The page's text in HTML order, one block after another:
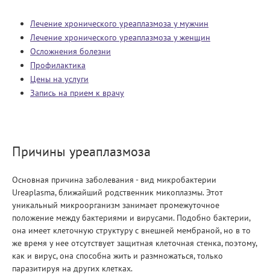
Лечение хронического уреаплазмоза у мужчин
Лечение хронического уреаплазмоза у женщин
Осложнения болезни
Профилактика
Цены на услуги
Запись на прием к врачу
Причины уреаплазмоза
Основная причина заболевания - вид микробактерии
Ureaplasma, ближайший родственник микоплазмы. Этот
уникальный микроорганизм занимает промежуточное
положение между бактериями и вирусами. Подобно бактерии,
она имеет клеточную структуру с внешней мембраной, но в то
же время у нее отсутствует защитная клеточная стенка, поэтому,
как и вирус, она способна жить и размножаться, только
паразитируя на других клетках.